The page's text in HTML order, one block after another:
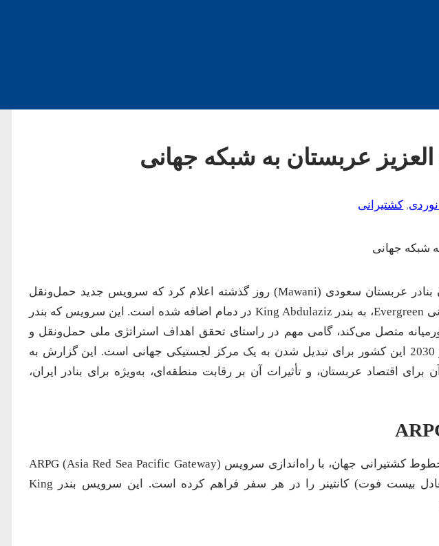
عربستان به شبکه جهانی
, کشتیرانی
سازمان بنادر عربستان سعودی (Mawani) روز گذشته اعلام کرد که سرویس جدید حمل‌ونقل
دریایی ARPG، متعلق به شرکت کشتیرانی Evergreen، به بندر King Abdulaziz در دمام اضافه شده است. این سرویس که بندر
متصل می‌کند، گامی مهم در راستای تحقق اهداف استراتژی ملی حمل‌ونقل و
لجستیک عربستان (NTLS) و چشم‌انداز 2030 این کشور برای تبدیل شدن به یک مرکز لجستیکی جهانی است. این گزارش به
اقتصاد عربستان، و تأثیرات آن بر رقابت منطقه‌ای، به‌ویژه برای بنادر ایران،
شرکت Evergreen، یکی از بزرگ‌ترین خطوط کشتیرانی جهان، با راه‌اندازی سرویس ARPG (Asia Red Sea Pacific Gateway)
امکان جابه‌جایی 9,466 TEU (واحد معادل بیست فوت) کانتینر را در هر سفر فراهم کرده است. این سرویس بندر King